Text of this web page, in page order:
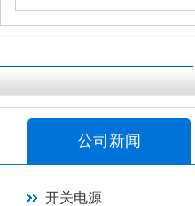
公司新闻
开关电源